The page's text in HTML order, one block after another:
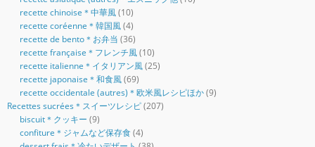
recette chinoise＊中華風(10)
recette coréenne＊韓国風(4)
recette de bento＊お弁当 (36)
recette française＊フレンチ風(10)
recette italienne＊イタリアン風(25)
recette japonaise＊和食風(69)
recette occidentale (autres)＊欧米風レシピほか(9)
Recettes sucrées＊スイーツレシピ(207)
biscuit＊クッキー (9)
confiture＊ジャムなど保存食(4)